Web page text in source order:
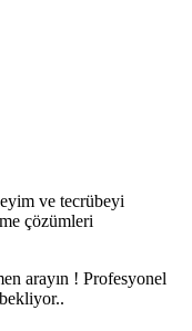
ve tecrübeyi
çözümleri
arayın ! Profesyonel